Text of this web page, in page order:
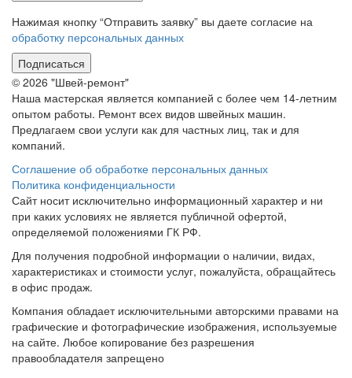
Нажимая кнопку “Отправить заявку” вы даете согласие на
обработку персональных данных
Подписаться
© 2026 "Швей-ремонт"
Наша мастерская является компанией с более чем 14-летним
опытом работы. Ремонт всех видов швейных машин.
Предлагаем свои услуги как для частных лиц, так и для
компаний.
Соглашение об обработке персональных данных
Политика конфиденциальности
Сайт носит исключительно информационный характер и ни
при каких условиях не является публичной офертой,
определяемой положениями ГК РФ.
Для получения подробной информации о наличии, видах,
характеристиках и стоимости услуг, пожалуйста, обращайтесь
в офис продаж.
Компания обладает исключительными авторскими правами на
графические и фотографические изображения, используемые
на сайте. Любое копирование без разрешения
правообладателя запрещено